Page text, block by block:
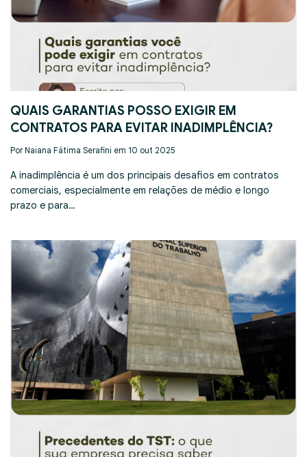
QUAIS GARANTIAS POSSO EXIGIR EM
CONTRATOS PARA EVITAR INADIMPLÊNCIA?
Por Naiana Fátima Serafini em 10 out 2025
A inadimplência é um dos principais desafios em contratos
comerciais, especialmente em relações de médio e longo
prazo e para…